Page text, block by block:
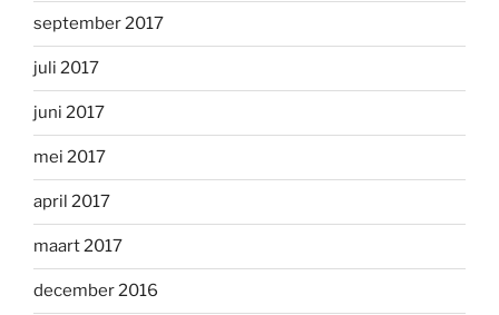
september 2017
juli 2017
juni 2017
mei 2017
april 2017
maart 2017
december 2016